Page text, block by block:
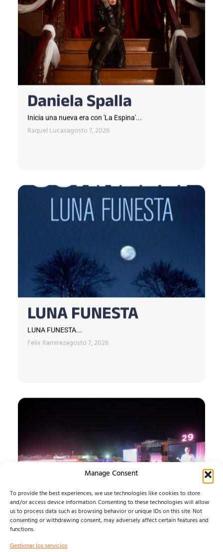
Manage Consent
To provide the best experiences, we use technologies like cookies to store
and/or access device information. Consenting to these technologies will allow
us to process data such as browsing behavior or unique IDs on this site. Not
consenting or withdrawing consent, may adversely affect certain features and
functions.
Gestionar los servicios
Daniela Spalla
Inicia una nueva era con 'La Espina'...
Raquel Lucasagosto 7, 2026
LUNA FUNESTA
LUNA FUNESTA...
Felix Ramirezagosto 7, 2026
SONORAMA RIBERA 26
JUEVES